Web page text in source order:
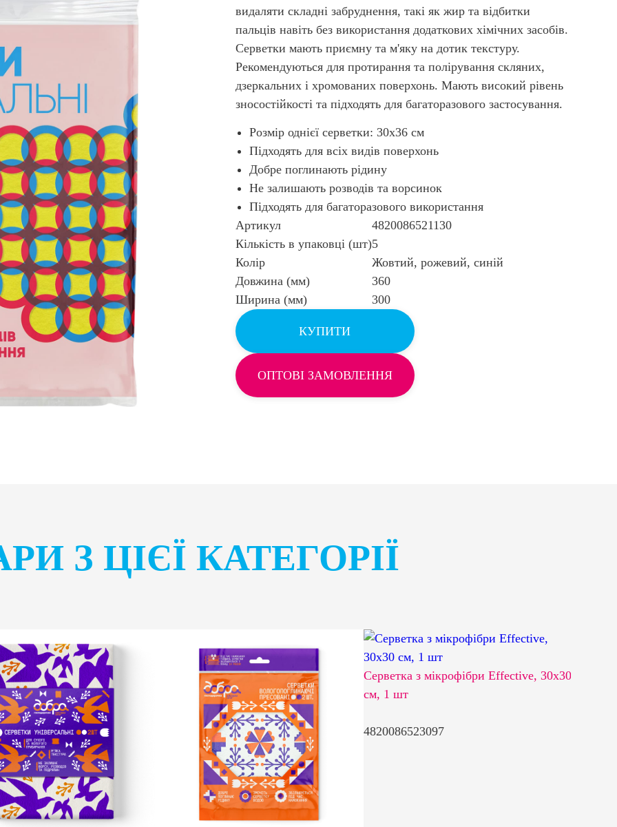
видаляти складні забруднення, такі як жир та відбитки
пальців навіть без використання додаткових хімічних засобів.
Серветки мають приємну та м'яку на дотик текстуру.
Рекомендуються для протирання та полірування скляних,
дзеркальних і хромованих поверхонь. Мають високий рівень
зносостійкості та підходять для багаторазового застосування.
Розмір однієї серветки: 30х36 см
Підходять для всіх видів поверхонь
Добре поглинають рідину
Не залишають розводів та ворсинок
Підходять для багаторазового використання
Артикул
4820086521130
Кількість в упаковці (шт)5
Колір
Жовтий, рожевий, синій
Довжина (мм)
360
Ширина (мм)
300
КУПИТИ
ОПТОВІ ЗАМОВЛЕННЯ
З ЦІЄЇ КАТЕГОРІЇ
Серветка з мікрофібри Effective, 30х30
см, 1 шт
4820086523097